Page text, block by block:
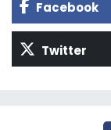
Facebook
Twitter